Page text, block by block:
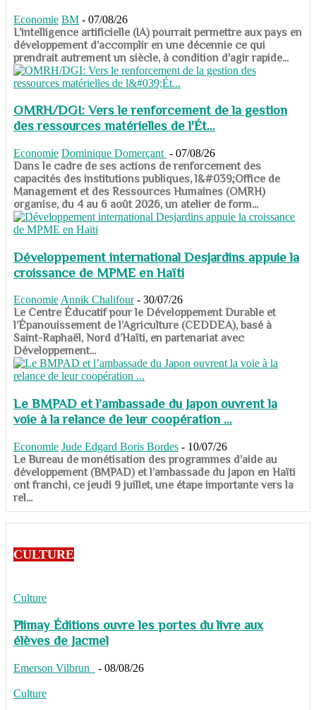
Economie BM - 07/08/26
​​​​​​​L’intelligence artificielle (IA) pourrait permettre aux pays en
développement d’accomplir en une décennie ce qui
prendrait autrement un siècle, à condition d’agir rapide...
OMRH/DGI: Vers le renforcement de la gestion
des ressources matérielles de l'Ét...
Economie Dominique Domerçant - 07/08/26
Dans le cadre de ses actions de renforcement des
capacités des institutions publiques, l&#039;Office de
Management et des Ressources Humaines (OMRH)
organise, du 4 au 6 août 2026, un atelier de form...
Développement international Desjardins appuie la
croissance de MPME en Haïti
Economie Annik Chalifour - 30/07/26
​​​​​​​Le Centre Éducatif pour le Développement Durable et
l’Épanouissement de l’Agriculture (CEDDEA), basé à
Saint-Raphaël, Nord d’Haïti, en partenariat avec
Développement...
Le BMPAD et l’ambassade du Japon ouvrent la
voie à la relance de leur coopération ...
Economie Jude Edgard Boris Bordes - 10/07/26
​​​​​​​Le Bureau de monétisation des programmes d’aide au
développement (BMPAD) et l’ambassade du Japon en Haïti
ont franchi, ce jeudi 9 juillet, une étape importante vers la
rel...
CULTURE
Culture
Plimay Éditions ouvre les portes du livre aux
élèves de Jacmel
Emerson Vilbrun - 08/08/26
Culture